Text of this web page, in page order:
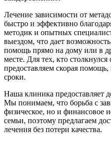
Лечение зависимости от
быстро и эффективно
методик и опытных
выездом, что дает
помощь прямо на дому или в
месте. Для тех, кто
предоставляем скорая
сроки.
Наша клиника предоставляет
Мы понимаем, что борьба с
физическое, но и финансовое
семьи, поэтому предлагаем
лечения без потери качества.